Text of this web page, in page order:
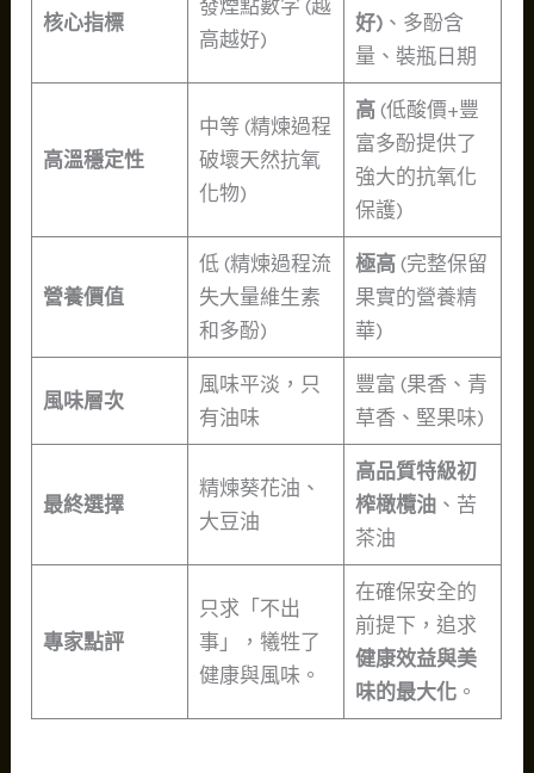
核心指標
發煙點數字 (越
高越好)
好)、多酚含
量、裝瓶日期
高溫穩定性
中等 (精煉過程
破壞天然抗氧
化物)
高(低酸價+豐
富多酚提供了
強大的抗氧化
保護)
營養價值
低 (精煉過程流
失大量維生素
和多酚)
極高(完整保留
果實的營養精
華)
風味層次
風味平淡，只
有油味
豐富 (果香、青
草香、堅果味)
最終選擇
精煉葵花油、
大豆油
高品質特級初
榨橄欖油、苦
茶油
專家點評
只求「不出
事」，犧牲了
健康與風味。
在確保安全的
前提下，追求
健康效益與美
味的最大化。